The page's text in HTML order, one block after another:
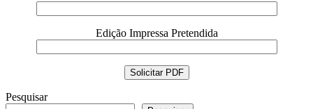
Edição Impressa Pretendida
Pesquisar